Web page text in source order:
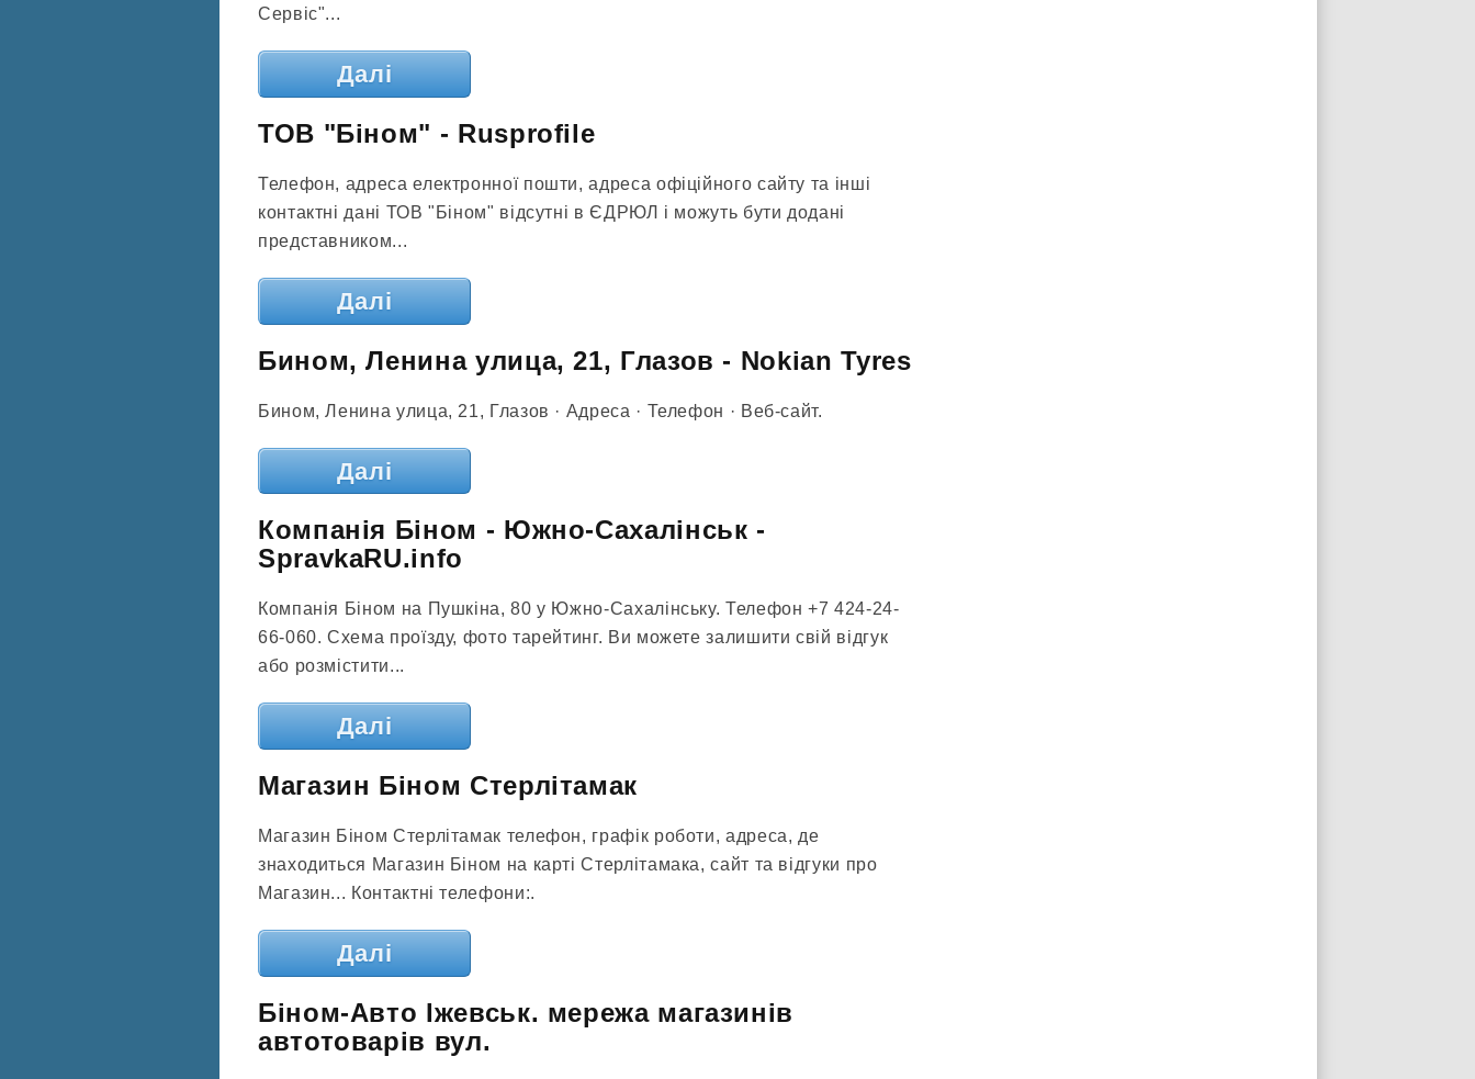
Сервіс"...
Далі
ТОВ "Біном" - Rusprofile
Телефон, адреса електронної пошти, адреса офіційного сайту та інші
контактні дані ТОВ "Біном" відсутні в ЄДРЮЛ і можуть бути додані
представником...
Далі
Бином, Ленина улица, 21, Глазов - Nokian Tyres
Бином, Ленина улица, 21, Глазов · Адреса · Телефон · Веб-сайт.
Далі
Компанія Біном - Южно-Сахалінськ -
SpravkaRU.info
Компанія Біном на Пушкіна, 80 у Южно-Сахалінську. Телефон +7 424-24-
66-060. Схема проїзду, фото тарейтинг. Ви можете залишити свій відгук
або розмістити...
Далі
Магазин Біном Стерлітамак
Магазин Біном Стерлітамак телефон, графік роботи, адреса, де
знаходиться Магазин Біном на карті Стерлітамака, сайт та відгуки про
Магазин... Контактні телефони:.
Далі
Біном-Авто Іжевськ. мережа магазинів
автотоварів вул.